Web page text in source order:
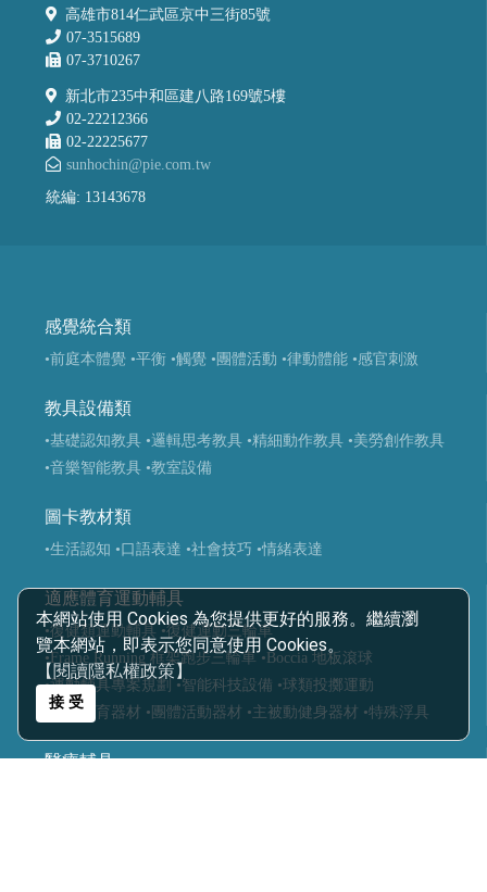
本網站使用 Cookies 為您提供更好的服務。繼續瀏
覽本網站，即表示您同意使用 Cookies。
【閱讀隱私權政策】
接 受
高雄市814仁武區京中三街85號
07-3515689
07-3710267
新北市235中和區建八路169號5樓
02-22212366
02-22225677
sunhochin@pie.com.tw
統編: 13143678
感覺統合類
•前庭本體覺 •平衡 •觸覺 •團體活動 •律動體能 •感官刺激
教具設備類
•基礎認知教具 •邏輯思考教具 •精細動作教具 •美勞創作教具
•音樂智能教具 •教室設備
圖卡教材類
•生活認知 •口語表達 •社會技巧 •情緒表達
適應體育運動輔具
•復健類運動輔具 •復健運動三輪車
•Frame Running 框架跑步三輪車 •Boccia 地板滾球
•運動輔具專案規劃 •智能科技設備 •球類投擲運動
•視障體育器材 •團體活動器材 •主被動健身器材 •特殊浮具
醫療輔具